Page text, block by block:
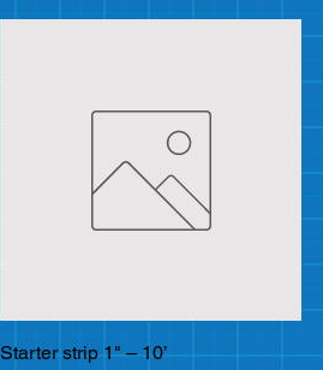
Starter strip 1" – 10’